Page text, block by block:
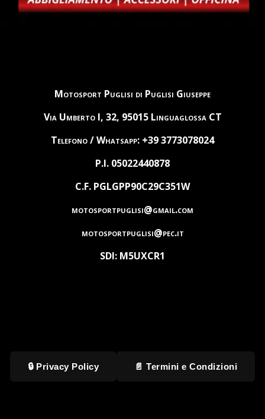
Motosport Puglisi di Puglisi Giuseppe
Via Umberto I, 32, 95015 Linguaglossa CT
Telefono / Whatsapp: +39 3773078024
P.I. 05022440878
C.F. PGLGPP90C29C351W
motosportpuglisi@gmail.com
motosportpuglisi@pec.it
SDI: M5UXCR1
🔒 Privacy Policy 📄 Termini e Condizioni